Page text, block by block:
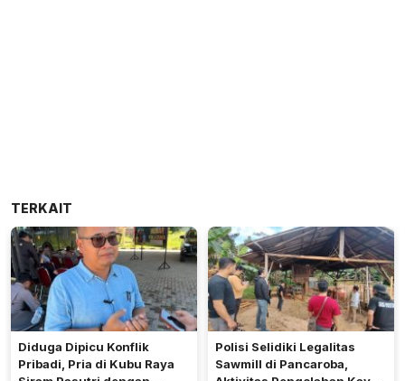
TERKAIT
Diduga Dipicu Konflik
Pribadi, Pria di Kubu Raya
Polisi Selidiki Legalitas
Sawmill di Pancaroba,